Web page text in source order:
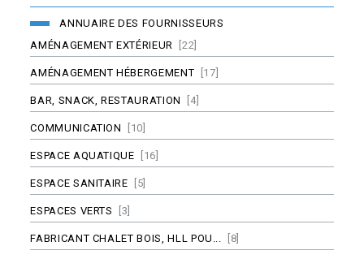
ANNUAIRE DES FOURNISSEURS
AMÉNAGEMENT EXTÉRIEUR [22]
AMÉNAGEMENT HÉBERGEMENT [17]
BAR, SNACK, RESTAURATION [4]
COMMUNICATION [10]
ESPACE AQUATIQUE [16]
ESPACE SANITAIRE [5]
ESPACES VERTS [3]
FABRICANT CHALET BOIS, HLL POU... [8]